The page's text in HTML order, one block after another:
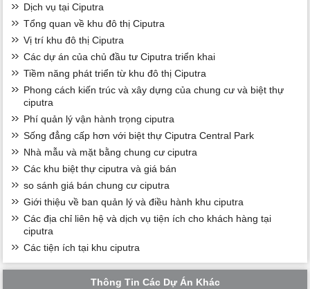
Dịch vụ tại Ciputra
Tổng quan về khu đô thị Ciputra
Vị trí khu đô thị Ciputra
Các dự án của chủ đầu tư Ciputra triển khai
Tiềm năng phát triển từ khu đô thị Ciputra
Phong cách kiến trúc và xây dựng của chung cư và biệt thự
ciputra
Phí quản lý vận hành trọng ciputra
Sống đẳng cấp hơn với biệt thự Ciputra Central Park
Nhà mẫu và mặt bằng chung cư ciputra
Các khu biệt thự ciputra và giá bán
so sánh giá bán chung cư ciputra
Giới thiệu về ban quản lý và điều hành khu ciputra
Các địa chỉ liên hệ và dịch vụ tiện ích cho khách hàng tại
ciputra
Các tiện ích tại khu ciputra
Thông Tin Các Dự Án Khác